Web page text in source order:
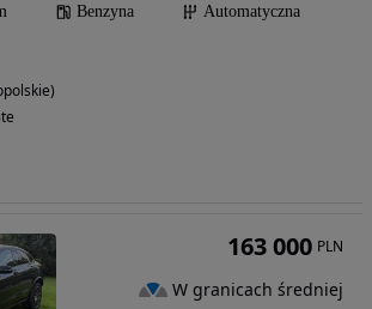
Benzyna
Automatyczna
163 000 PLN
W granicach średniej